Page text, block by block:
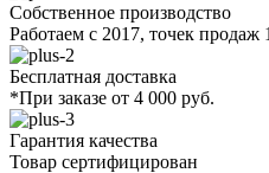
Собственное производство
Работаем с 2017, точек продаж
Бесплатная доставка
*При заказе от 4 000 руб.
Гарантия качества
Товар сертифицирован